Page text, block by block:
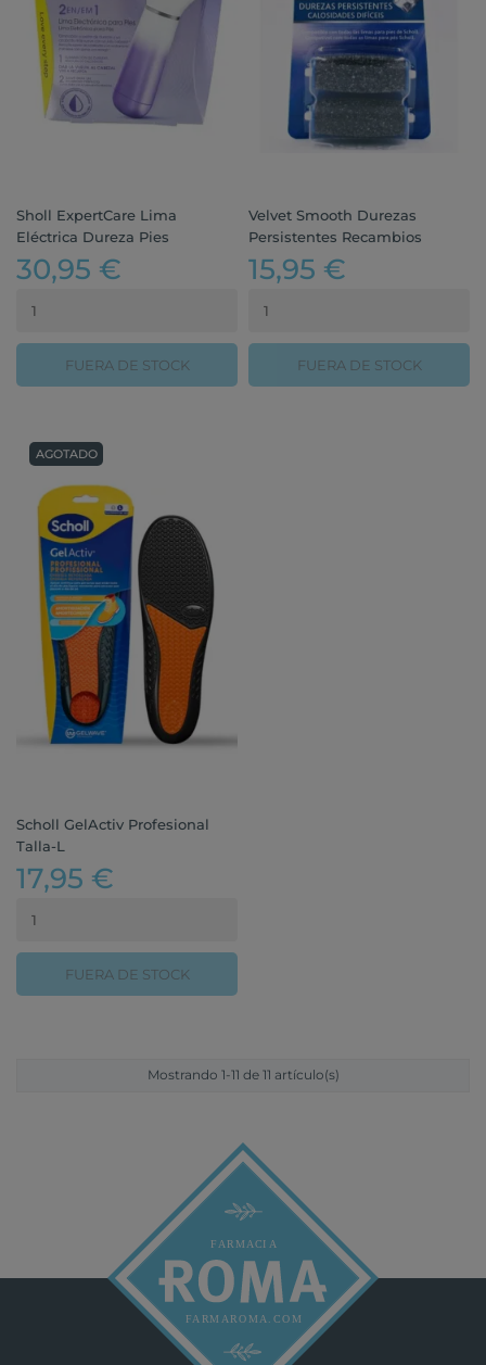
Sholl ExpertCare Lima
Eléctrica Dureza Pies
30,95 €
FUERA DE STOCK
Velvet Smooth Durezas
Persistentes Recambios
15,95 €
FUERA DE STOCK
Scholl GelActiv Profesional
Talla-L
17,95 €
FUERA DE STOCK
AGOTADO
Mostrando 1-11 de 11 artículo(s)